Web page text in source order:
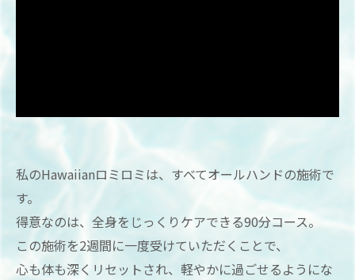
私のHawaiianロミロミは、すべてオールハンドの施術で
す。
得意なのは、全身をじっくりケアできる90分コース。
この施術を2週間に一度受けていただくことで、
心も体も深くリセットされ、軽やかに過ごせるようにな